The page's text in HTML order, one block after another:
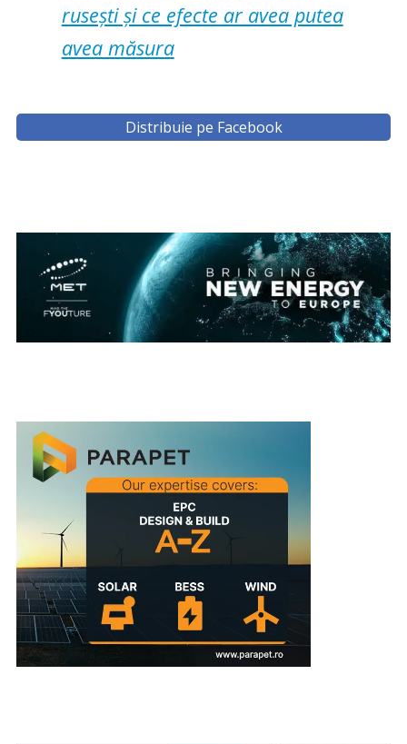
rusești și ce efecte ar avea putea
avea măsura
Distribuie pe Facebook